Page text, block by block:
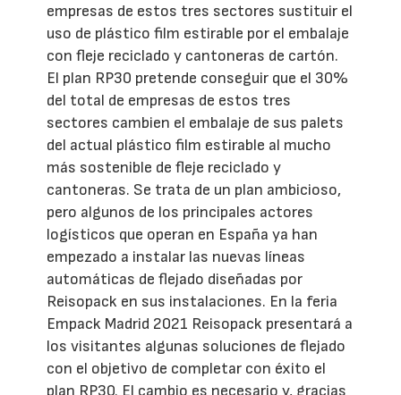
empresas de estos tres sectores sustituir el
uso de plástico film estirable por el embalaje
con fleje reciclado y cantoneras de cartón.
El plan RP30 pretende conseguir que el 30%
del total de empresas de estos tres
sectores cambien el embalaje de sus palets
del actual plástico film estirable al mucho
más sostenible de fleje reciclado y
cantoneras. Se trata de un plan ambicioso,
pero algunos de los principales actores
logísticos que operan en España ya han
empezado a instalar las nuevas líneas
automáticas de flejado diseñadas por
Reisopack en sus instalaciones. En la feria
Empack Madrid 2021 Reisopack presentará a
los visitantes algunas soluciones de flejado
con el objetivo de completar con éxito el